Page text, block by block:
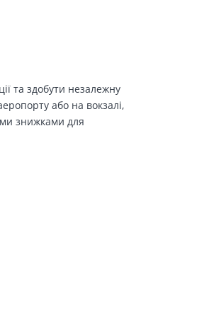
та здобути незалежну
або на вокзалі,
знижками для